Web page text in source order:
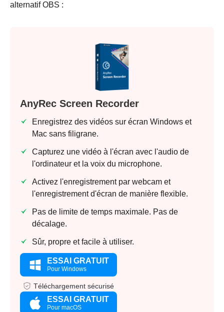
alternatif OBS :
AnyRec Screen Recorder
Enregistrez des vidéos sur écran Windows et
Mac sans filigrane.
Capturez une vidéo à l'écran avec l'audio de
l'ordinateur et la voix du microphone.
Activez l'enregistrement par webcam et
l'enregistrement d'écran de manière flexible.
Pas de limite de temps maximale. Pas de
décalage.
Sûr, propre et facile à utiliser.
ESSAI GRATUIT
Pour Windows
Téléchargement sécurisé
ESSAI GRATUIT
Pour macOS